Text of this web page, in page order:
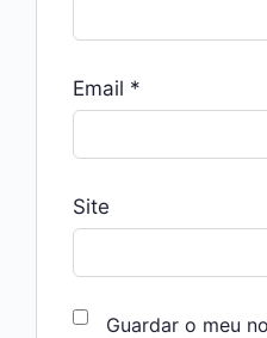
Email *
Site
Guardar o meu